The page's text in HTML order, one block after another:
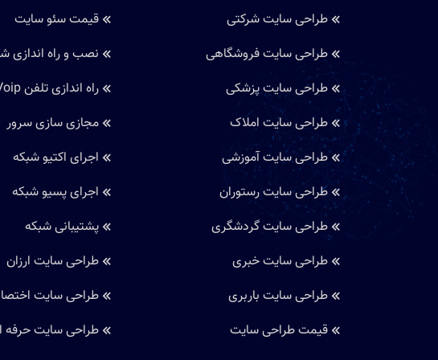
طراحی سایت شرکتی
طراحی سایت فروشگاهی
طراحی سایت پزشکی
طراحی سایت املاک
طراحی سایت آموزشی
طراحی سایت رستوران
طراحی سایت گردشگری
طراحی سایت خبری
طراحی سایت باربری
قیمت طراحی سایت
قیمت سئو سایت
نصب و راه اندازی
راه اندازی تلفن Voip
مجازی سازی سرور
اجرای اکتیو شبکه
اجرای پسیو شبکه
پشتیبانی شبکه
طراحی سایت ارزان
طراحی سایت
طراحی سایت حرفه